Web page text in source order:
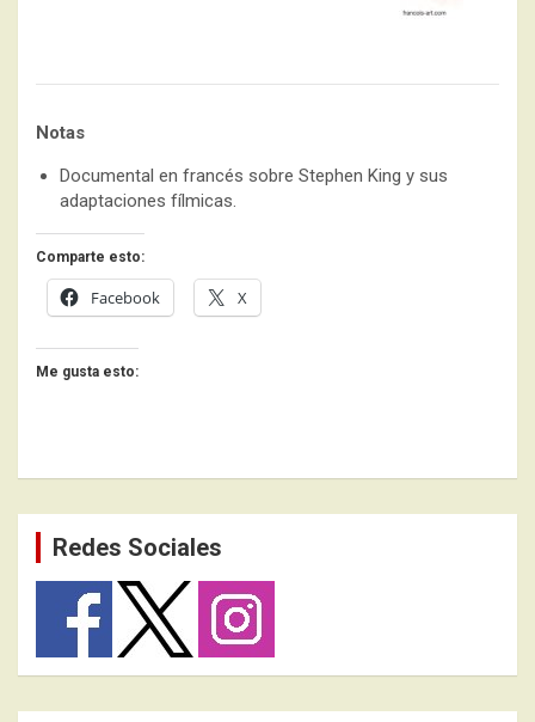
Notas
Documental en francés sobre Stephen King y sus
adaptaciones fílmicas.
Comparte esto:
Facebook X
Me gusta esto:
Redes Sociales